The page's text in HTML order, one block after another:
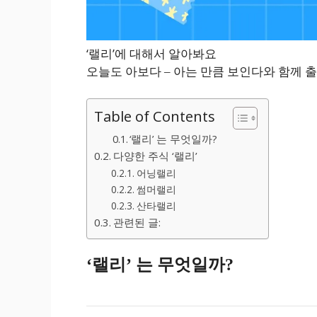
‘랠리’에 대해서 알아봐요
오늘도 아보다 – 아는 만큼 보인다와 함께
Table of Contents
‘랠리’ 는 무엇일까?
다양한 주식 ‘랠리’
어닝랠리
썸머랠리
산타랠리
관련된 글:
‘랠리’ 는 무엇일까?